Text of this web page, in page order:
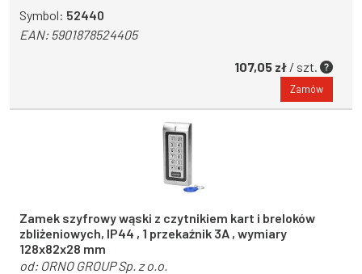
Symbol: 52440
EAN:5901878524405
107,05 zł / szt.
Zamów
Zamek szyfrowy wąski z czytnikiem kart i breloków
zbliżeniowych, IP44 , 1 przekaźnik 3A , wymiary
128x82x28 mm
od: ORNO GROUP Sp. z o.o.